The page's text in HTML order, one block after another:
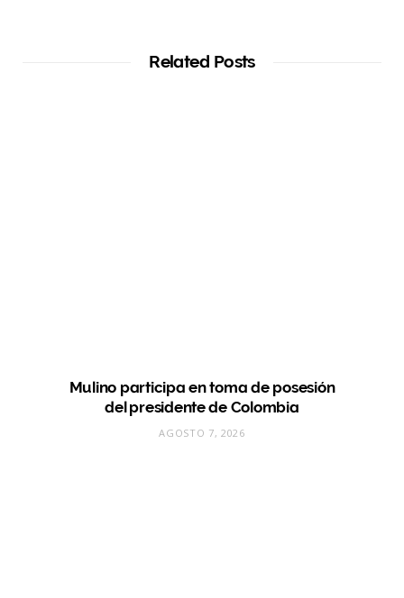
Related Posts
Mulino participa en toma de posesión
del presidente de Colombia
AGOSTO 7, 2026